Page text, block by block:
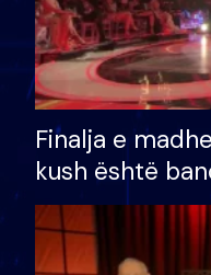
Finalja e
kush është
shtëpinë dhe
të fituar